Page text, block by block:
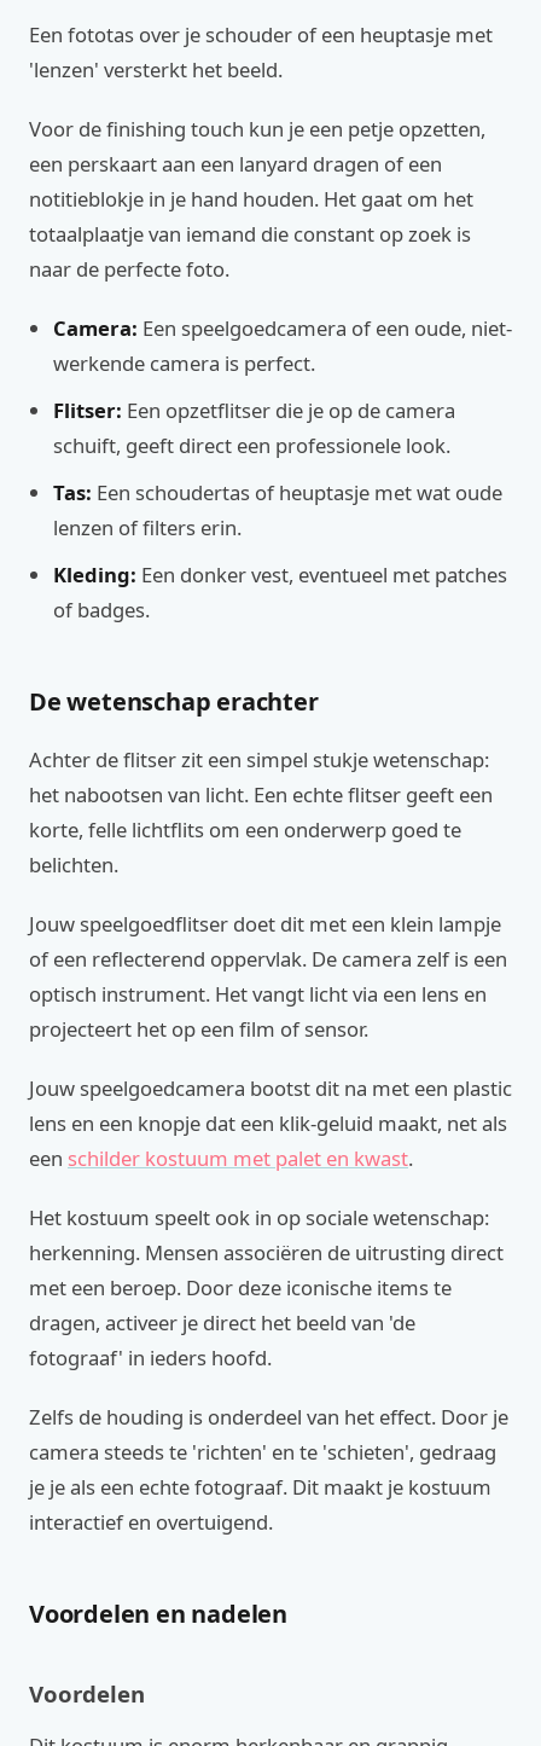
Een fototas over je schouder of een heuptasje met
'lenzen' versterkt het beeld.
Voor de finishing touch kun je een petje opzetten,
een perskaart aan een lanyard dragen of een
notitieblokje in je hand houden. Het gaat om het
totaalplaatje van iemand die constant op zoek is
naar de perfecte foto.
Camera: Een speelgoedcamera of een oude, niet-
werkende camera is perfect.
Flitser: Een opzetflitser die je op de camera
schuift, geeft direct een professionele look.
Tas: Een schoudertas of heuptasje met wat oude
lenzen of filters erin.
Kleding: Een donker vest, eventueel met patches
of badges.
De wetenschap erachter
Achter de flitser zit een simpel stukje wetenschap:
het nabootsen van licht. Een echte flitser geeft een
korte, felle lichtflits om een onderwerp goed te
belichten.
Jouw speelgoedflitser doet dit met een klein lampje
of een reflecterend oppervlak. De camera zelf is een
optisch instrument. Het vangt licht via een lens en
projecteert het op een film of sensor.
Jouw speelgoedcamera bootst dit na met een plastic
lens en een knopje dat een klik-geluid maakt, net als
een schilder kostuum met palet en kwast.
Het kostuum speelt ook in op sociale wetenschap:
herkenning. Mensen associëren de uitrusting direct
met een beroep. Door deze iconische items te
dragen, activeer je direct het beeld van 'de
fotograaf' in ieders hoofd.
Zelfs de houding is onderdeel van het effect. Door je
camera steeds te 'richten' en te 'schieten', gedraag
je je als een echte fotograaf. Dit maakt je kostuum
interactief en overtuigend.
Voordelen en nadelen
Voordelen